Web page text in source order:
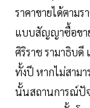
ราคาขายได้ตาม
แบบสัญญาซื้อขา
ศิริราช รามาธิบ
ทั้งปี หากไม่สาม
นั้นสถานการณ์ปัจ